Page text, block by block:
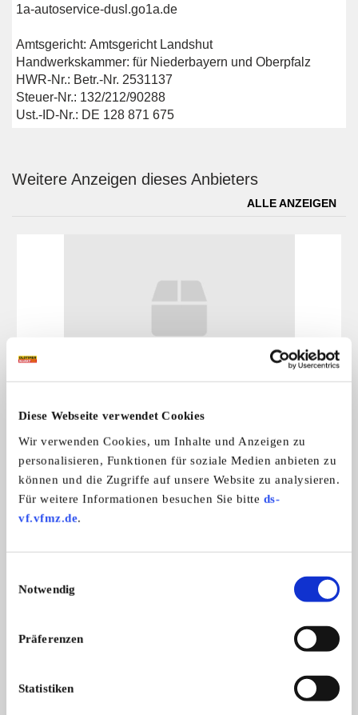
Diese Webseite verwendet Cookies
Wir verwenden Cookies, um Inhalte und Anzeigen zu
personalisieren, Funktionen für soziale Medien anbieten zu
können und die Zugriffe auf unsere Website zu analysieren.
Für weitere Informationen besuchen Sie bitte ds-
vf.vfmz.de.
Notwendig
Präferenzen
Statistiken
1a-autoservice-dusl.go1a.de
Amtsgericht: Amtsgericht Landshut
Handwerkskammer: für Niederbayern und Oberpfalz
HWR-Nr.: Betr.-Nr. 2531137
Steuer-Nr.: 132/212/90288
Ust.-ID-Nr.: DE 128 871 675
Weitere Anzeigen dieses Anbieters
ALLE ANZEIGEN
Getriebe-Probleme Instandsetzung, Ab ...
Das könnte Sie auch interessieren
Meisterbetrieb für Old- &
Mikro-